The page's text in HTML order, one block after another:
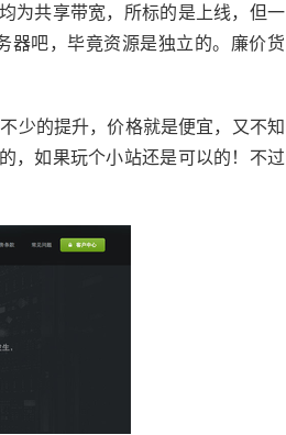
为共享带宽，所标的是上线，但一
器吧，毕竟资源是独立的。廉价货
少的提升，价格就是便宜，又不知
，如果玩个小站还是可以的！不过